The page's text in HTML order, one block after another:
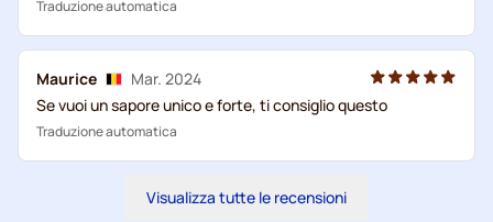
Traduzione automatica
Maurice
Mar. 2024
Se vuoi un sapore unico e forte, ti consiglio questo
Traduzione automatica
Visualizza tutte le recensioni